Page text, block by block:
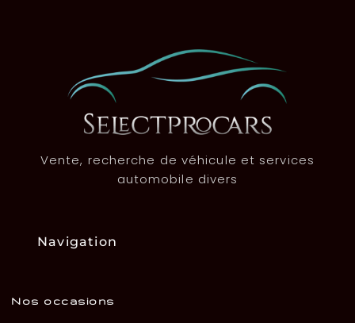
Vente, recherche de véhicule et services
automobile divers
Navigation
Nos occasions